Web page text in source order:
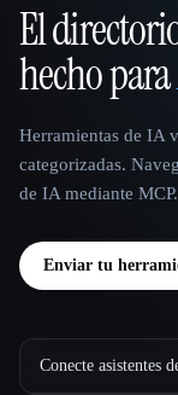
That AI
El
hecho para
Herramientas de IA
categorizadas.
de IA mediante MCP.
Enviar tu
Conecte asistentes